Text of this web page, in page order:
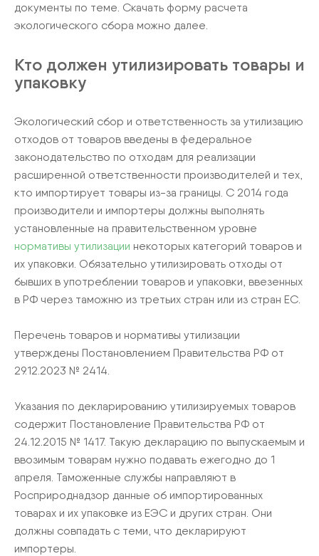
документы по теме. Скачать форму расчета
экологического сбора можно далее.
Кто должен утилизировать товары и
упаковку
Экологический сбор и ответственность за утилизацию
отходов от товаров введены в федеральное
законодательство по отходам для реализации
расширенной ответственности производителей и тех,
кто импортирует товары из-за границы. С 2014 года
производители и импортеры должны выполнять
установленные на правительственном уровне
нормативы утилизации некоторых категорий товаров и
их упаковки. Обязательно утилизировать отходы от
бывших в употреблении товаров и упаковки, ввезенных
в РФ через таможню из третьих стран или из стран ЕС.
Перечень товаров и нормативы утилизации
утверждены Постановлением Правительства РФ от
29.12.2023 № 2414.
Указания по декларированию утилизируемых товаров
содержит Постановление Правительства РФ от
24.12.2015 № 1417. Такую декларацию по выпускаемым и
ввозимым товарам нужно подавать ежегодно до 1
апреля. Таможенные службы направляют в
Росприроднадзор данные об импортированных
товарах и их упаковке из ЕЭС и других стран. Они
должны совпадать с теми, что декларируют
импортеры.